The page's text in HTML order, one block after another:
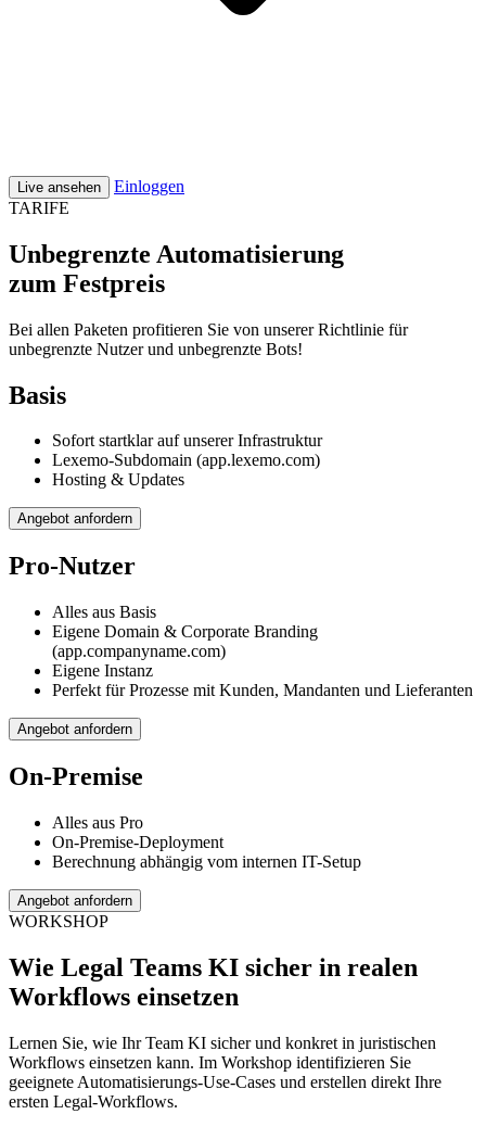
Live ansehen
Einloggen
TARIFE
Unbegrenzte Automatisierung
zum Festpreis
Bei allen Paketen profitieren Sie von unserer Richtlinie für
unbegrenzte Nutzer und unbegrenzte Bots!
Basis
Sofort startklar auf unserer Infrastruktur
Lexemo-Subdomain (app.lexemo.com)
Hosting & Updates
Angebot anfordern
Pro-Nutzer
Alles aus Basis
Eigene Domain & Corporate Branding
(app.companyname.com)
Eigene Instanz
Perfekt für Prozesse mit Kunden, Mandanten und Lieferanten
Angebot anfordern
On-Premise
Alles aus Pro
On-Premise-Deployment
Berechnung abhängig vom internen IT-Setup
Angebot anfordern
WORKSHOP
Wie Legal Teams KI sicher in realen
Workflows einsetzen
Lernen Sie, wie Ihr Team KI sicher und konkret in juristischen
Workflows einsetzen kann. Im Workshop identifizieren Sie
geeignete Automatisierungs-Use-Cases und erstellen direkt Ihre
ersten Legal-Workflows.